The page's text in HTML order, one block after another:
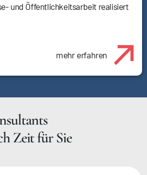
und Öffentlichkeitsarbeit realisiert
mehr erfahren
Zeit für Sie